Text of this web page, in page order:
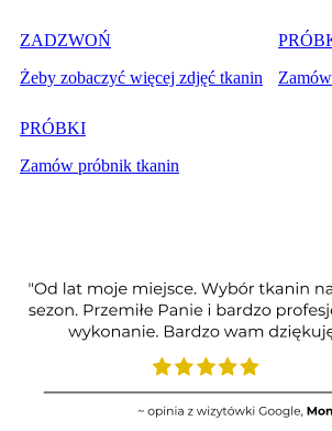
ZADZWOŃ
Żeby zobaczyć więcej zdjęć tkanin
PRÓBKI
Zamów próbnik tkanin